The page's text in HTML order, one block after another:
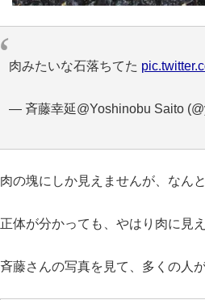
肉みたいな石落ちてた
— 斉藤幸延@Yoshinobu Saito
肉の塊にしか見えませんが、なん
正体が分かっても、やはり肉に見
斉藤さんの写真を見て、多くの人